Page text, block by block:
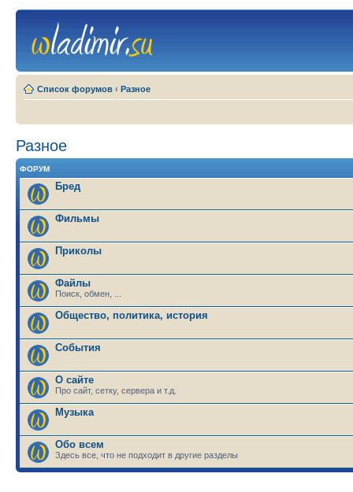
Список форумов ‹ Разное
Разное
ФОРУМ
Бред
Фильмы
Приколы
Файлы
Поиск, обмен, ...
Общество, политика, история
События
О сайте
Про сайт, сетку, сервера и т.д.
Музыка
Обо всем
Здесь все, что не подходит в другие разделы